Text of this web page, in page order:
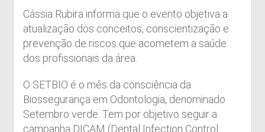
Cássia Rubira informa que o evento objetiva a
atualização dos conceitos, conscientização e
prevenção de riscos que acometem a saúde
dos profissionais da área.
O SETBIO é o mês da consciência da
Biossegurança em Odontologia, denominado
Setembro verde. Tem por objetivo seguir a
campanha DICAM (Dental Infection Control